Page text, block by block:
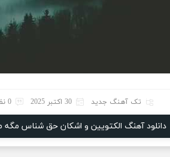
تک آهنگ جدید 30 اکتبر 2025 0 نظر
دانلود آهنگ الکتویین و اشکان حق شناس